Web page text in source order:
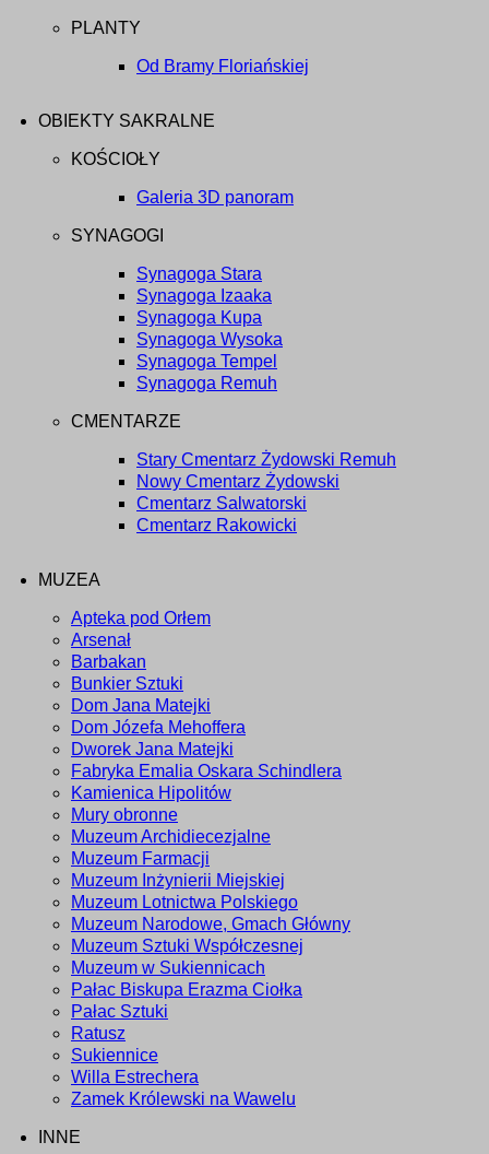
PLANTY
Od Bramy Floriańskiej
OBIEKTY SAKRALNE
KOŚCIOŁY
Galeria 3D panoram
SYNAGOGI
Synagoga Stara
Synagoga Izaaka
Synagoga Kupa
Synagoga Wysoka
Synagoga Tempel
Synagoga Remuh
CMENTARZE
Stary Cmentarz Żydowski Remuh
Nowy Cmentarz Żydowski
Cmentarz Salwatorski
Cmentarz Rakowicki
MUZEA
Apteka pod Orłem
Arsenał
Barbakan
Bunkier Sztuki
Dom Jana Matejki
Dom Józefa Mehoffera
Dworek Jana Matejki
Fabryka Emalia Oskara Schindlera
Kamienica Hipolitów
Mury obronne
Muzeum Archidiecezjalne
Muzeum Farmacji
Muzeum Inżynierii Miejskiej
Muzeum Lotnictwa Polskiego
Muzeum Narodowe, Gmach Główny
Muzeum Sztuki Współczesnej
Muzeum w Sukiennicach
Pałac Biskupa Erazma Ciołka
Pałac Sztuki
Ratusz
Sukiennice
Willa Estrechera
Zamek Królewski na Wawelu
INNE